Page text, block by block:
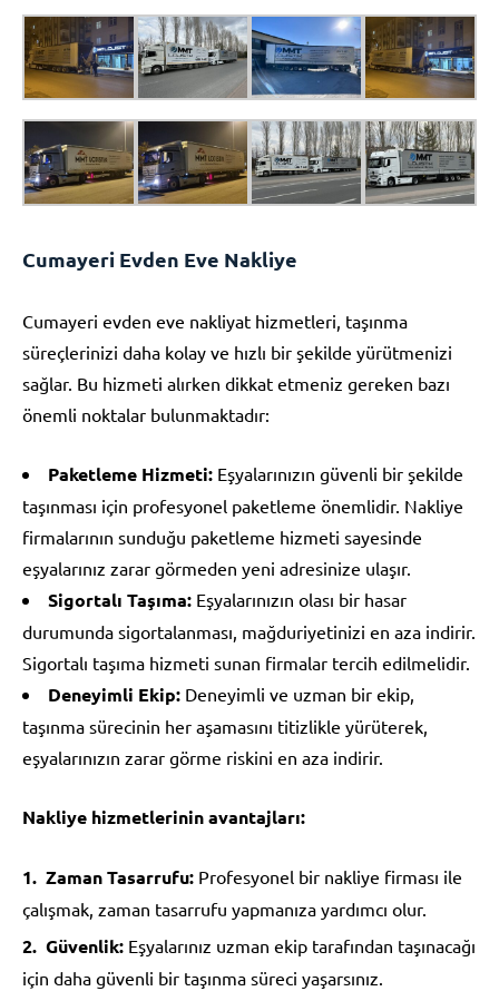
Cumayeri Evden Eve Nakliye
Cumayeri evden eve nakliyat hizmetleri, taşınma
süreçlerinizi daha kolay ve hızlı bir şekilde yürütmenizi
sağlar. Bu hizmeti alırken dikkat etmeniz gereken bazı
önemli noktalar bulunmaktadır:
Paketleme Hizmeti: Eşyalarınızın güvenli bir şekilde
taşınması için profesyonel paketleme önemlidir. Nakliye
firmalarının sunduğu paketleme hizmeti sayesinde
eşyalarınız zarar görmeden yeni adresinize ulaşır.
Sigortalı Taşıma: Eşyalarınızın olası bir hasar
durumunda sigortalanması, mağduriyetinizi en aza indirir.
Sigortalı taşıma hizmeti sunan firmalar tercih edilmelidir.
Deneyimli Ekip: Deneyimli ve uzman bir ekip,
taşınma sürecinin her aşamasını titizlikle yürüterek,
eşyalarınızın zarar görme riskini en aza indirir.
Nakliye hizmetlerinin avantajları:
Zaman Tasarrufu: Profesyonel bir nakliye firması ile
çalışmak, zaman tasarrufu yapmanıza yardımcı olur.
Güvenlik: Eşyalarınız uzman ekip tarafından taşınacağı
için daha güvenli bir taşınma süreci yaşarsınız.